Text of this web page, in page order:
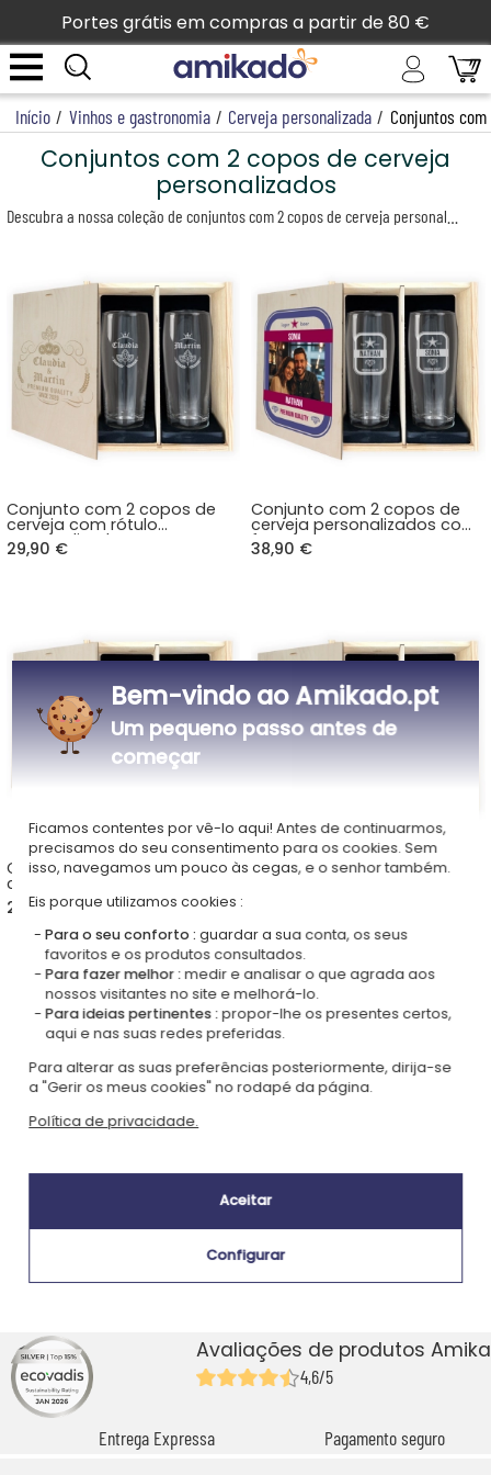
Portes grátis em compras a partir de 80 €
Início / Vinhos e gastronomia / Cerveja personalizada / Conjuntos
Conjuntos com 2 copos de cerveja
personalizados
Conjunto com 2 copos de
cerveja com rótulo
personalizado
29,90 €
Conjunto com 2 copos de
cerveja personalizados com
foto
38,90 €
Conjunto com 2 copos de
cerveja personalizados para
aniversário
29,90 €
Conjunto com 2 copos de
Conjunto de 2 copos de
personalizado
Avaliações de produtos
4,6/5
Entrega Expressa Pagamento seguro
Bem-vindo ao Amikado.pt
Um pequeno passo antes de
começar
Ficamos contentes por vê-lo aqui! Antes de continuarmos,
precisamos do seu consentimento para os cookies. Sem
isso, navegamos um pouco às cegas, e o senhor também.
Eis porque utilizamos cookies :
Para o seu conforto : guardar a sua conta, os seus
favoritos e os produtos consultados.
Para fazer melhor :medir e analisar o que agrada aos
nossos visitantes no site e melhorá-lo.
Para ideias pertinentes :propor-lhe os presentes certos,
aqui e nas suas redes preferidas.
Para alterar as suas preferências posteriormente, dirija-se
a "Gerir os meus cookies" no rodapé da página.
Política de privacidade.
Aceitar
Configurar